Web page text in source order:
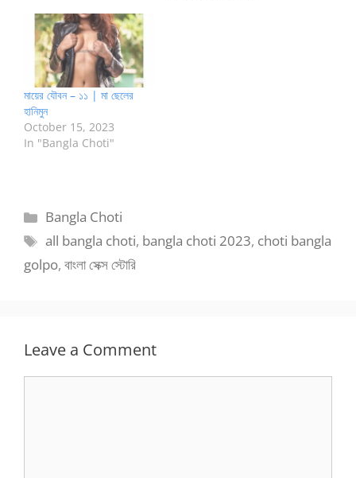
মায়ের যৌবন – ১১ | মা ছেলের
হানিমুন
October 15, 2023
In "Bangla Choti"
Categories
Bangla Choti
Tags
all bangla choti, bangla choti 2023, choti bangla
golpo, বাংলা সেক্স স্টোরি
Leave a Comment